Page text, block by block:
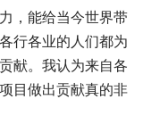
，能给当今世界带
行各业的人们都为
献。我认为来自各
目做出贡献真的非